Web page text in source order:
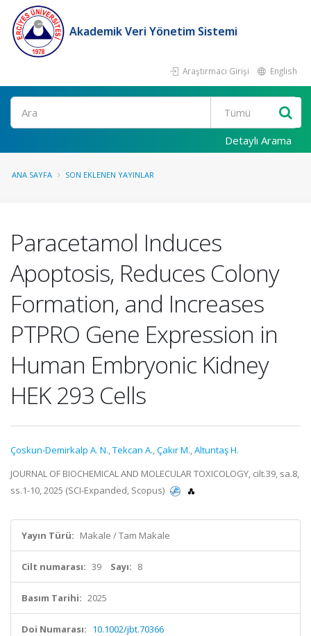
Akademik Veri Yönetim Sistemi
Araştırmacı Girişi English
Ara
Detaylı Arama
ANA SAYFA SON EKLENEN YAYINLAR
Paracetamol Induces
Apoptosis, Reduces Colony
Formation, and Increases
PTPRO Gene Expression in
Human Embryonic Kidney
HEK 293 Cells
Çoskun-Demirkalp A. N.,Tekcan A.,Çakır M.,Altuntaş H.
JOURNAL OF BIOCHEMICAL AND MOLECULAR TOXICOLOGY, cilt.39, sa.8,
ss.1-10, 2025 (SCI-Expanded, Scopus)
Yayın Türü: Makale / Tam Makale
Cilt numarası: 39 Sayı: 8
Basım Tarihi: 2025
Doi Numarası: 10.1002/jbt.70366